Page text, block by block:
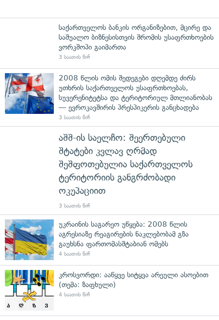
საქართველოს ბანკის ორგანიზებით, მცირე და
საშუალო ბიზნესისთვის შრომის უსაფრთხოების
ვორკშოპი გაიმართა
3 საათის წინ
2008 წლის ომის შედეგები დღემდე ძირს
უთხრის საქართველოს უსაფრთხოებას,
სუვერენიტეტსა და ტერიტორიულ მთლიანობას
— ევროკავშირის პრესპიკერის განცხადება
3 საათის წინ
აშშ-ის საელჩო: შეერთებული
შტატები კვლავ ღრმად
შეშფოთებულია საქართველოს
ტერიტორიის განგრძობადი
ოკუპაციით
3 საათის წინ
უკრაინის საგარეო უწყება: 2008 წლის
აგრესიაზე რეაგირების ნაკლებობამ გზა
გაუხსნა ფართომასშტაბიან ომებს
4 საათის წინ
კროსვორდი: ააწყვე სიტყვა არეული ასოებით
(თემა: ზაფხული)
4 საათის წინ